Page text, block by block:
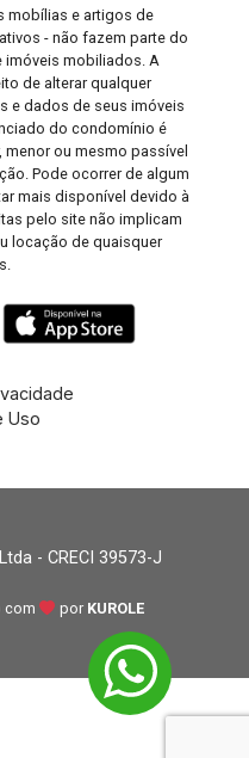
mobílias e artigos de
- não fazem parte do
imóveis mobiliados. A
de alterar qualquer
e dados de seus imóveis
do condomínio é
ou mesmo passível
Pode ocorrer de algum
mais disponível devido à
pelo site não implicam
locação de quaisquer
Uso
- CRECI 39573-J
com por KUROLE